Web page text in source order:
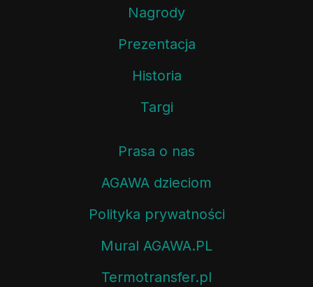
Nagrody
Prezentacja
Historia
Targi
Prasa o nas
AGAWA dzieciom
Polityka prywatności
Mural AGAWA.PL
Termotransfer.pl